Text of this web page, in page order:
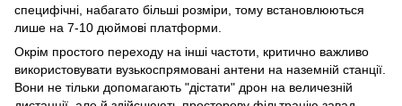
специфічні, набагато більші розміри, тому встановлюються
лише на 7-10 дюймові платформи.
Окрім простого переходу на інші частоти, критично важливо
використовувати вузькоспрямовані антени на наземній станції.
Вони не тільки допомагають "дістати" дрон на величезній